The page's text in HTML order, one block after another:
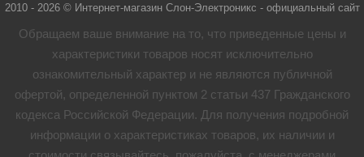
2010 - 2026 © Интернет-магазин Слон-Электроникс - официальный сайт
Обращаем ваше внимание на то, что приведенные цены и
характеристики товaров носят исключительно
ознакомительный характер и не являются публичной
офертой, определенной пунктом 2 статьи 437 Гражданского
кодекса Российской Федерации. Для получения подробной
информации о характеристиках товaров, их наличии и